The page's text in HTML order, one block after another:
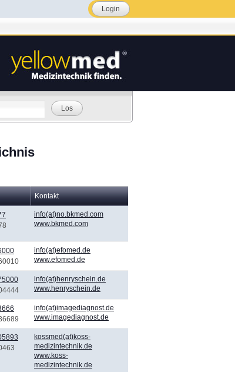
Login
Los
Kontakt
info(at)no.bkmed.com
www.bkmed.com
info(at)efomed.de
www.efomed.de
info(at)henryschein.de
www.henryschein.de
info(at)imagediagnost.de
www.imagediagnost.de
kossmed(at)koss-
medizintechnik.de
www.koss-
medizintechnik.de